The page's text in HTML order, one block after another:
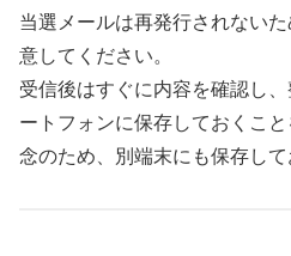
当選メールは再発行されない
意してください。
受信後はすぐに内容を確認し
ートフォンに保存しておくこと
念のため、別端末にも保存して